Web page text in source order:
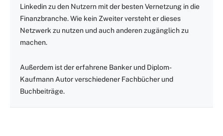
Linkedin zu den Nutzern mit der besten Vernetzung in die
Finanzbranche. Wie kein Zweiter versteht er dieses
Netzwerk zu nutzen und auch anderen zugänglich zu
machen.
Außerdem ist der erfahrene Banker und Diplom-
Kaufmann Autor verschiedener Fachbücher und
Buchbeiträge.